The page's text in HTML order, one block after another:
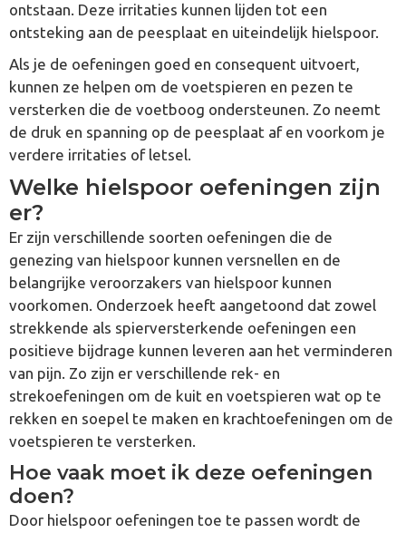
ontstaan. Deze irritaties kunnen lijden tot een
ontsteking aan de peesplaat en uiteindelijk hielspoor.
Als je de oefeningen goed en consequent uitvoert,
kunnen ze helpen om de voetspieren en pezen te
versterken die de voetboog ondersteunen. Zo neemt
de druk en spanning op de peesplaat af en voorkom je
verdere irritaties of letsel.
Welke hielspoor oefeningen zijn
er?
Er zijn verschillende soorten oefeningen die de
genezing van hielspoor kunnen versnellen en de
belangrijke veroorzakers van hielspoor kunnen
voorkomen. Onderzoek heeft aangetoond dat zowel
strekkende als spierversterkende oefeningen een
positieve bijdrage kunnen leveren aan het verminderen
van pijn. Zo zijn er verschillende rek- en
strekoefeningen om de kuit en voetspieren wat op te
rekken en soepel te maken en krachtoefeningen om de
voetspieren te versterken.
Hoe vaak moet ik deze oefeningen
doen?
Door hielspoor oefeningen toe te passen wordt de